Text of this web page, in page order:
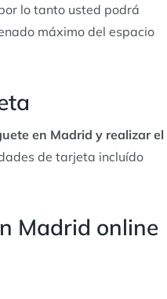
lo tanto usted podrá
máximo del espacio
en Madrid y realizar el
de tarjeta incluído
Madrid online